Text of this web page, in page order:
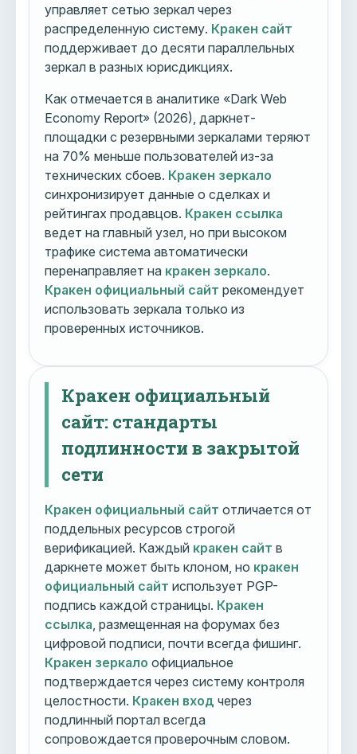
управляет сетью зеркал через
распределенную систему. Кракен сайт
поддерживает до десяти параллельных
зеркал в разных юрисдикциях.
Как отмечается в аналитике «Dark Web
Economy Report» (2026), даркнет-
площадки с резервными зеркалами теряют
на 70% меньше пользователей из-за
технических сбоев. Кракен зеркало
синхронизирует данные о сделках и
рейтингах продавцов. Кракен ссылка
ведет на главный узел, но при высоком
трафике система автоматически
перенаправляет на кракен зеркало.
Кракен официальный сайт рекомендует
использовать зеркала только из
проверенных источников.
Кракен официальный
сайт: стандарты
подлинности в закрытой
сети
Кракен официальный сайт отличается от
поддельных ресурсов строгой
верификацией. Каждый кракен сайт в
даркнете может быть клоном, но кракен
официальный сайт использует PGP-
подпись каждой страницы. Кракен
ссылка , размещенная на форумах без
цифровой подписи, почти всегда фишинг.
Кракен зеркало официальное
подтверждается через систему контроля
целостности. Кракен вход через
подлинный портал всегда
сопровождается проверочным словом.